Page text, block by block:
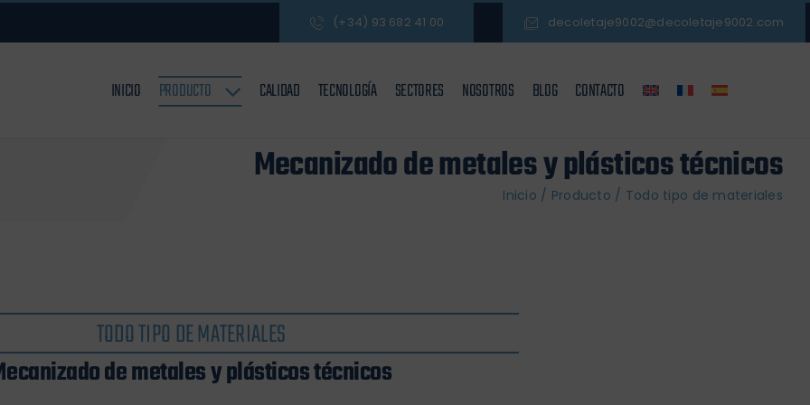
(+34) 93 682 41 00 decoletaje9002@decoletaje9002.com
INICIO PRODUCTO CALIDAD TECNOLOGÍA SECTORES NOSOTROS BLOG CONTACTO
Mecanizado de metales y plásticos técnicos
Inicio / Producto / Todo tipo de materiales
TODO TIPO DE MATERIALES
de metales y plásticos técnicos